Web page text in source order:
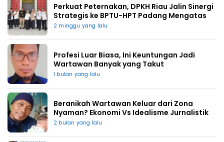
Perkuat Peternakan, DPKH Riau Jalin Sinergi
Strategis ke BPTU-HPT Padang Mengatas
2 minggu yang lalu
Profesi Luar Biasa, Ini Keuntungan Jadi
Wartawan Banyak yang Takut
1 bulan yang lalu
Beranikah Wartawan Keluar dari Zona
Nyaman? Ekonomi Vs Idealisme Jurnalistik
2 bulan yang lalu